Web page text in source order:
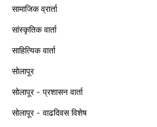
सामाजिक व्रार्ता
सांस्कृतिक वार्ता
साहित्यिक वार्ता
सोलापूर
सोलापूर - प्रशासन वार्ता
सोलापूर - वाढदिवस विशेष